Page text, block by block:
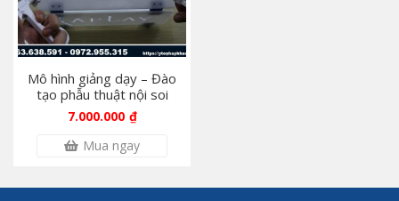
Mô hình giảng dạy – Đào
tạo phẫu thuật nội soi
7.000.000 ₫
Mua ngay